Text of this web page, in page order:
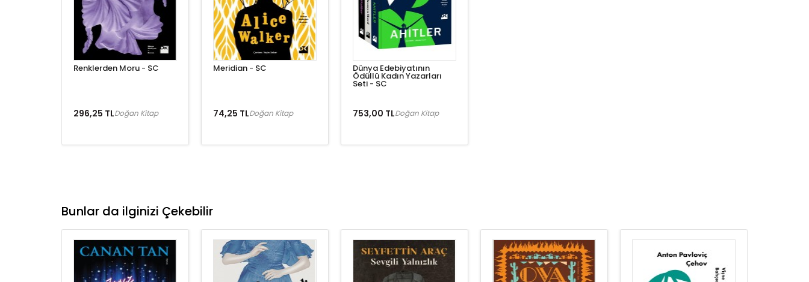
Renklerden Moru - SC
296,25 TLDoğan Kitap
Meridian - SC
74,25 TLDoğan Kitap
Dünya Edebiyatının
Ödüllü Kadın Yazarları
Seti - SC
753,00 TLDoğan Kitap
Bunlar da ilginizi Çekebilir